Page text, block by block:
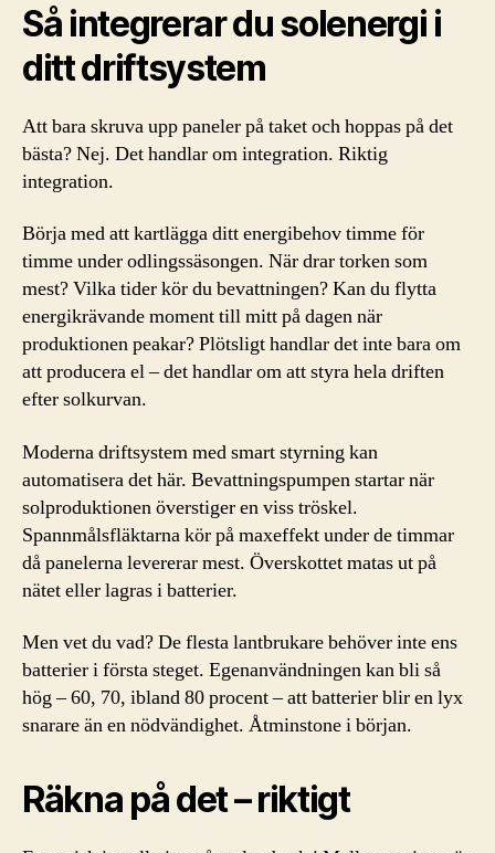
Så integrerar du solenergi i
ditt driftsystem
Att bara skruva upp paneler på taket och hoppas på det
bästa? Nej. Det handlar om integration. Riktig
integration.
Börja med att kartlägga ditt energibehov timme för
timme under odlingssäsongen. När drar torken som
mest? Vilka tider kör du bevattningen? Kan du flytta
energikrävande moment till mitt på dagen när
produktionen peakar? Plötsligt handlar det inte bara om
att producera el – det handlar om att styra hela driften
efter solkurvan.
Moderna driftsystem med smart styrning kan
automatisera det här. Bevattningspumpen startar när
solproduktionen överstiger en viss tröskel.
Spannmålsfläktarna kör på maxeffekt under de timmar
då panelerna levererar mest. Överskottet matas ut på
nätet eller lagras i batterier.
Men vet du vad? De flesta lantbrukare behöver inte ens
batterier i första steget. Egenanvändningen kan bli så
hög – 60, 70, ibland 80 procent – att batterier blir en lyx
snarare än en nödvändighet. Åtminstone i början.
Räkna på det – riktigt